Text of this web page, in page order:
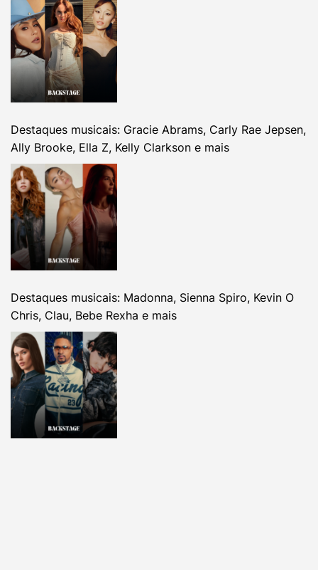
Destaques musicais: Gracie Abrams, Carly Rae Jepsen,
Ally Brooke, Ella Z, Kelly Clarkson e mais
Destaques musicais: Madonna, Sienna Spiro, Kevin O
Chris, Clau, Bebe Rexha e mais